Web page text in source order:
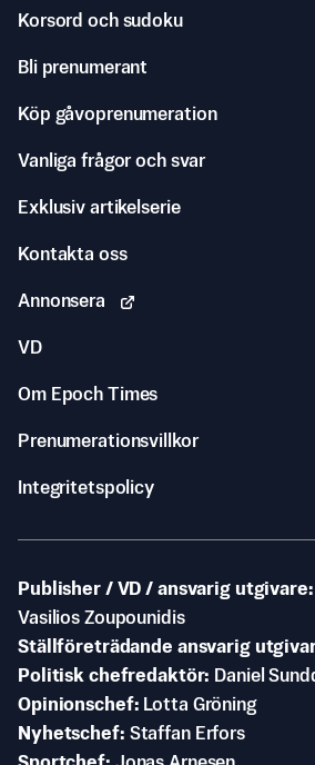
Korsord och sudoku
Bli prenumerant
Köp gåvoprenumeration
Vanliga frågor och svar
Exklusiv artikelserie
Kontakta oss
Annonsera
VD
Om Epoch Times
Prenumerationsvillkor
Integritetspolicy
Publisher / VD / ansvarig utgivare
Vasilios Zoupounidis
Ställföreträdande ansvarig
Politisk chefredaktör
Daniel
Opinionschef
Lotta Gröning
Nyhetschef Staffan Erfors